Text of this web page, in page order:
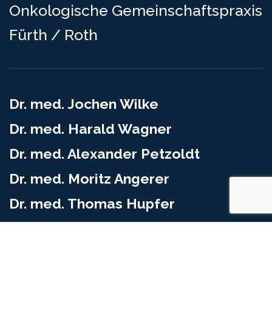
Onkologische Gemeinschaftspraxis
Fürth / Roth
Dr. med. Jochen Wilke
Dr. med. Harald Wagner
Dr. med. Alexander Petzoldt
Dr. med. Moritz Angerer
Dr. med. Thomas Hupfer